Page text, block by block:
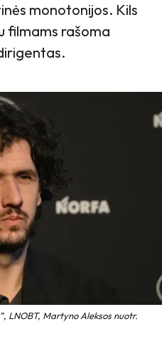
monotonijos. Kils
filmams rašoma
LNOBT, Martyno Aleksos nuotr.